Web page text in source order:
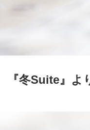
『冬Suite』よ